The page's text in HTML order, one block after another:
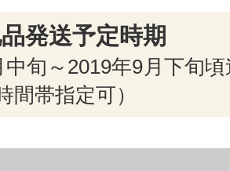
発送予定時期
中旬～2019年9月下旬
間帯指定可）